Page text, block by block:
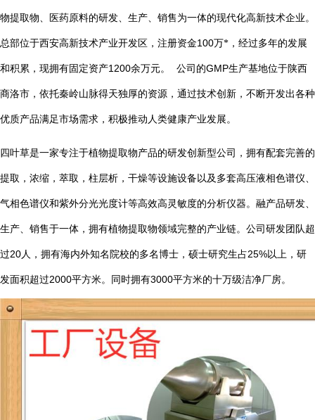
物提取物、医药原料的研发、生产、销售为一体的现代化高新技术企业。
总部位于西安高新技术产业开发区，注册资金100万*，经过多年的发展
和积累，现拥有固定资产1200余万元。 公司的GMP生产基地位于陕西
商洛市，依托秦岭山脉得天独厚的资源，通过技术创新，不断开发出各种
优质产品满足市场需求，积极推动人类健康产业发展。
四叶草是一家专注于植物提取物产品的研发创新型公司，拥有配套完善的
提取，浓缩，萃取，柱层析，干燥等设施设备以及多套高压液相色谱仪、
气相色谱仪和紫外分光光度计等高效高灵敏度的分析仪器。融产品研发、
生产、销售于一体，拥有植物提取物领域完整的产业链。公司研发团队超
过20人，拥有海内外知名院校的多名博士，硕士研究生占25%以上，研
发面积超过2000平方米。同时拥有3000平方米的十万级洁净厂房。